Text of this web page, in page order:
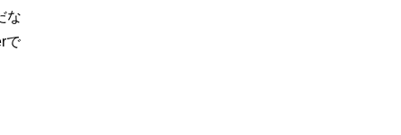
な
で